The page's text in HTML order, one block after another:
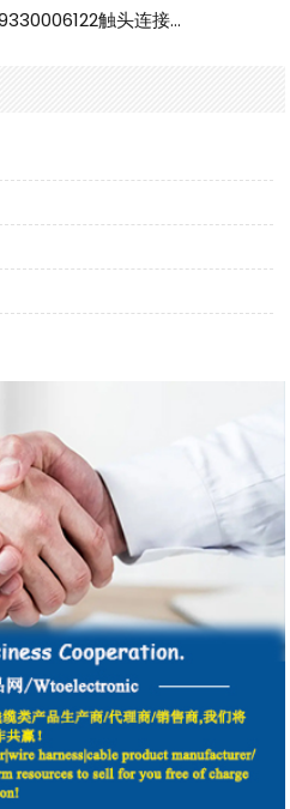
触头连接器-兼容HARTING|09330006122触头连接器替代品说明